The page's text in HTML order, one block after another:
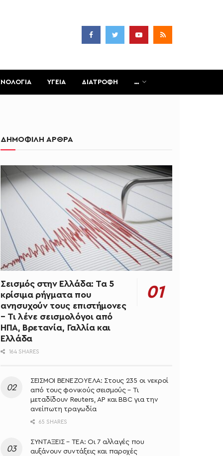
ΥΓΕΙΑ ΔΙΑΤΡΟΦΗ …
ΔΗΜΟΦΙΛΗ ΑΡΘΡΑ
Σεισμός στην Ελλάδα: Τα 5
κρίσιμα ρήγματα που
ανησυχούν τους επιστήμονες
– Τι λένε σεισμολόγοι από
ΗΠΑ, Βρετανία, Γαλλία και
Ελλάδα
164 SHARES
ΣΕΙΣΜΟΙ ΒΕΝΕΖΟΥΕΛΑ: Στους 235 οι νεκροί
από τους φονικούς σεισμούς – Τι
μεταδίδουν Reuters, AP και BBC για την
ανείπωτη τραγωδία
65 SHARES
ΣΥΝΤΑΞΕΙΣ – ΤΕΑ: Οι 7 αλλαγές που
αυξάνουν συντάξεις και παροχές